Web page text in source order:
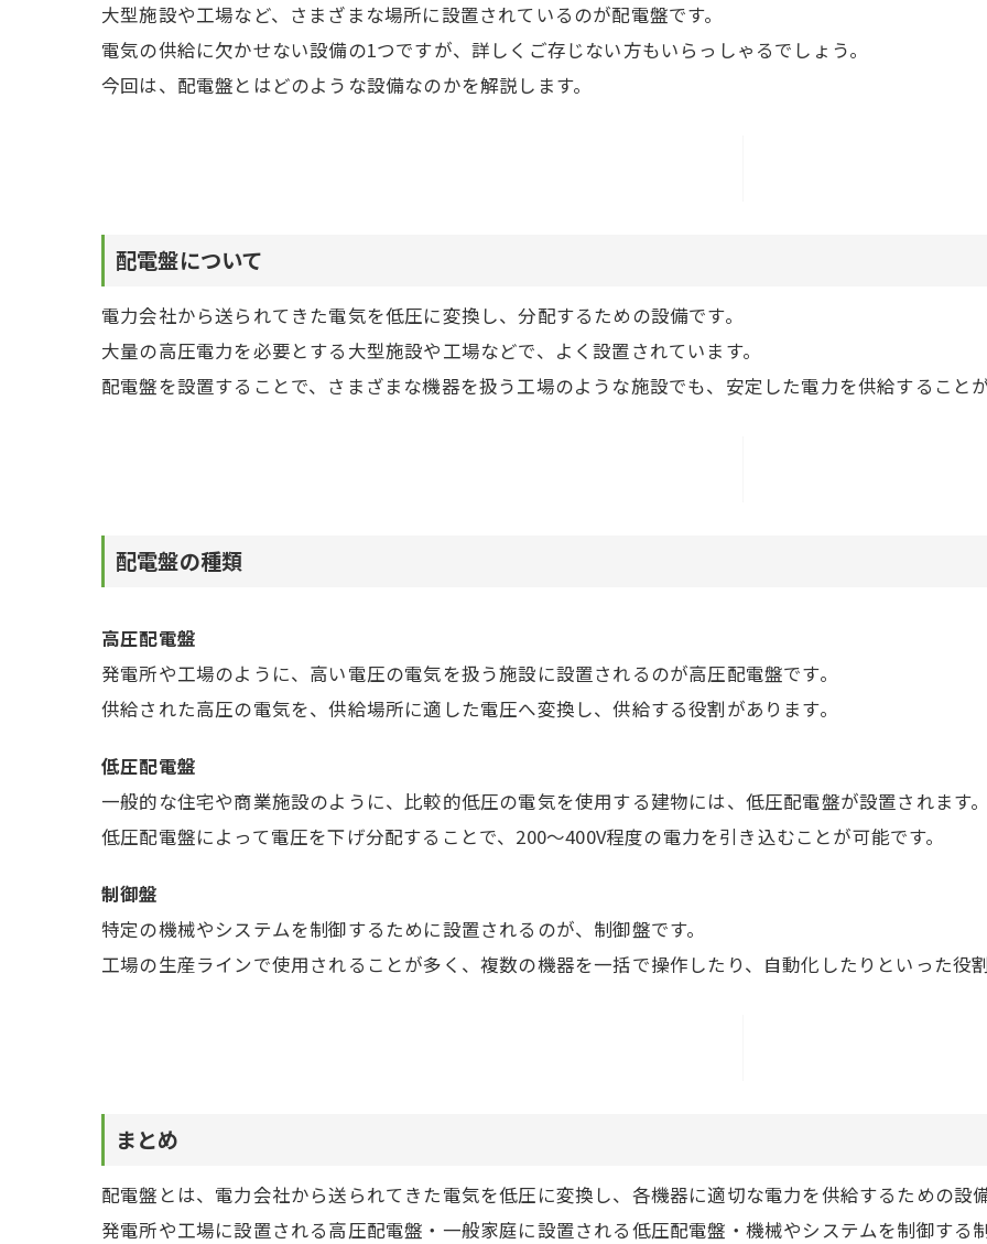
大型施設や工場など、さまざまな場所に設置されているのが配電盤です。
電気の供給に欠かせない設備の1つですが、詳しくご存じない方もいらっしゃるでしょう。
今回は、配電盤とはどのような設備なのかを解説します。
配電盤について
電力会社から送られてきた電気を低圧に変換し、分配するための設備です。
大量の高圧電力を必要とする大型施設や工場などで、よく設置されています。
配電盤を設置することで、さまざまな機器を扱う工場のような施設でも、安定した電力を供給することが
配電盤の種類
高圧配電盤
発電所や工場のように、高い電圧の電気を扱う施設に設置されるのが高圧配電盤です。
供給された高圧の電気を、供給場所に適した電圧へ変換し、供給する役割があります。
低圧配電盤
一般的な住宅や商業施設のように、比較的低圧の電気を使用する建物には、低圧配電盤が設置されます。
低圧配電盤によって電圧を下げ分配することで、200～400V程度の電力を引き込むことが可能です。
制御盤
特定の機械やシステムを制御するために設置されるのが、制御盤です。
工場の生産ラインで使用されることが多く、複数の機器を一括で操作したり、自動化したりといった役割
まとめ
配電盤とは、電力会社から送られてきた電気を低圧に変換し、各機器に適切な電力を供給するための設備
発電所や工場に設置される高圧配電盤・一般家庭に設置される低圧配電盤・機械やシステムを制御する